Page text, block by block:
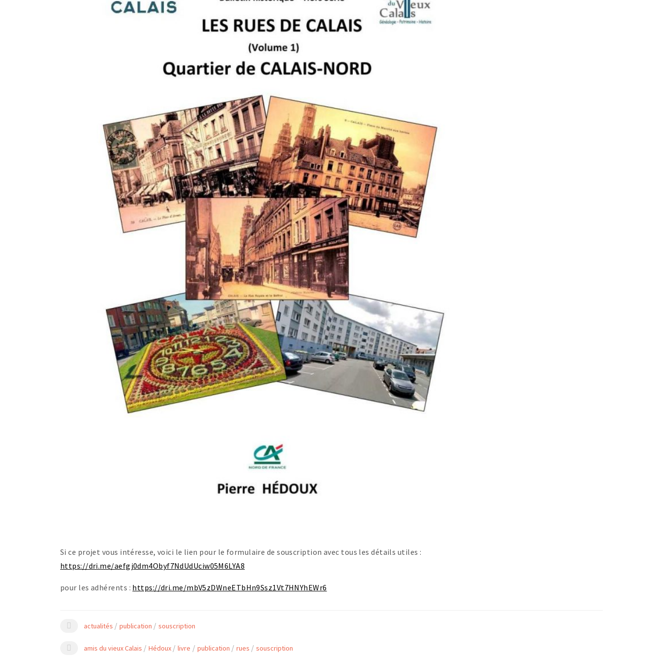
Si ce projet vous intéresse, voici le lien pour le formulaire de souscription avec tous les détails utiles :
https://dri.me/aefgj0dm4Obyf7NdUdUciw05M6LYA8
pour les adhérents : https://dri.me/mbV5zDWneETbHn9Ssz1Vt7HNYhEWr6
actualités / publication /souscription
amis du vieux Calais / Hédoux/livre / publication / rues /souscription